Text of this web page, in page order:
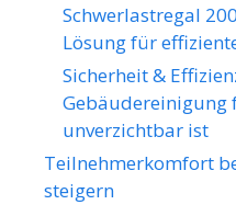
Schwerlastregal
Lösung für
Sicherheit &
Gebäudereinigung
unverzichtbar ist
Teilnehmerkomfort
steigern